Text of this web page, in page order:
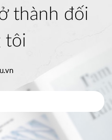
thành đối
tôi